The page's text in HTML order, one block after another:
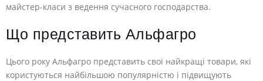
майстер-класи з ведення сучасного господарства.
Що представить Альфагро
Цього року Альфагро представить свої найкращі товари, які
користуються найбільшою популярністю і підвищують